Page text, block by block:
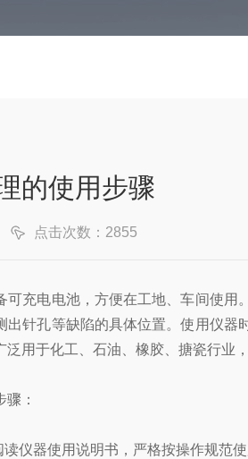
的使用步骤
点击次数：2855
电电池，方便在工地、车间使用
出针孔等缺陷的具体位置。使用仪
用于化工、石油、橡胶、搪瓷行业
：
器使用说明书，严格按操作规范使